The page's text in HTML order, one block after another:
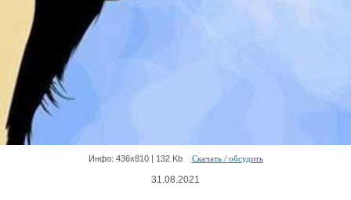
Инфо: 436х810 | 132 Kb Скачать / обсудить
31.08.2021